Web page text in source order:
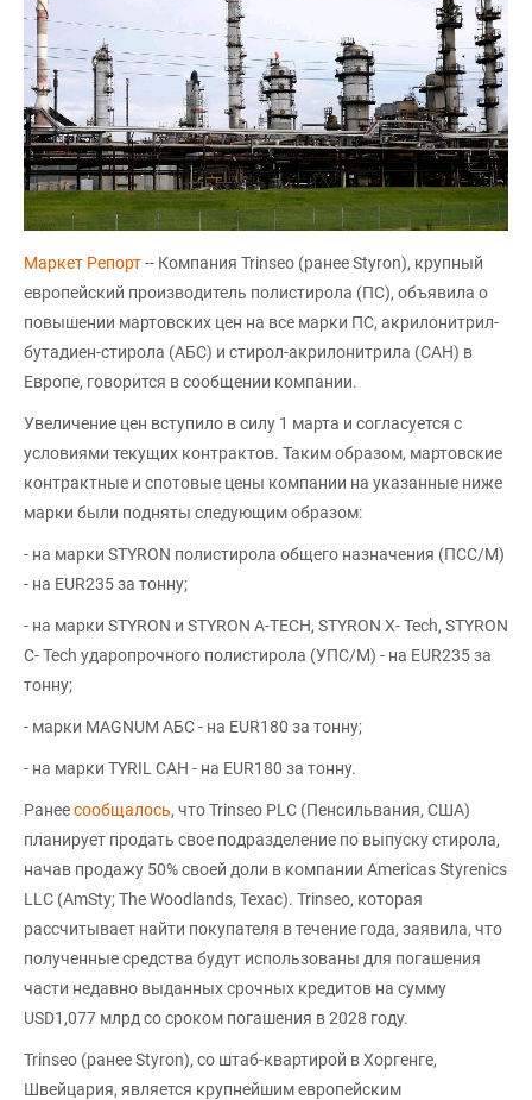
Маркет Репорт-- Компания Trinseo (ранее Styron), крупный
европейский производитель полистирола (ПС), объявила о
повышении мартовских цен на все марки ПС, акрилонитрил-
бутадиен-стирола (АБС) и стирол-акрилонитрила (САН) в
Европе, говорится в сообщении компании.
Увеличение цен вступило в силу 1 марта и согласуется с
условиями текущих контрактов. Таким образом, мартовские
контрактные и спотовые цены компании на указанные ниже
марки были подняты следующим образом:
- на марки STYRON полистирола общего назначения (ПСС/М)
- на EUR235 за тонну;
- на марки STYRON и STYRON A-TECH, STYRON X- Tech, STYRON
C- Tech ударопрочного полистирола (УПС/М) - на EUR235 за
тонну;
- марки MAGNUM АБС - на EUR180 за тонну;
- на марки TYRIL САН - на EUR180 за тонну.
Ранеесообщалось, что Trinseo PLC (Пенсильвания, США)
планирует продать свое подразделение по выпуску стирола,
начав продажу 50% своей доли в компании Americas Styrenics
LLC (AmSty; The Woodlands, Техас). Trinseo, которая
рассчитывает найти покупателя в течение года, заявила, что
полученные средства будут использованы для погашения
части недавно выданных срочных кредитов на сумму
USD1,077 млрд со сроком погашения в 2028 году.
Trinseo (ранее Styron), со штаб-квартирой в Хоргенге,
Швейцария, является крупнейшим европейским